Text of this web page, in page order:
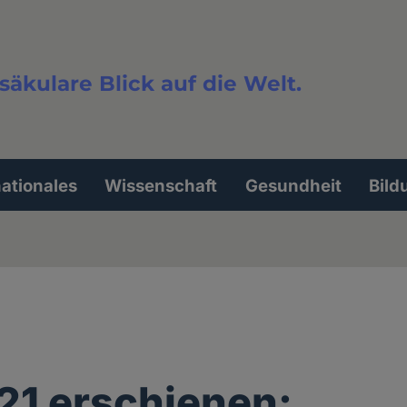
Blick auf die Welt.
Wissenschaft Gesundheit